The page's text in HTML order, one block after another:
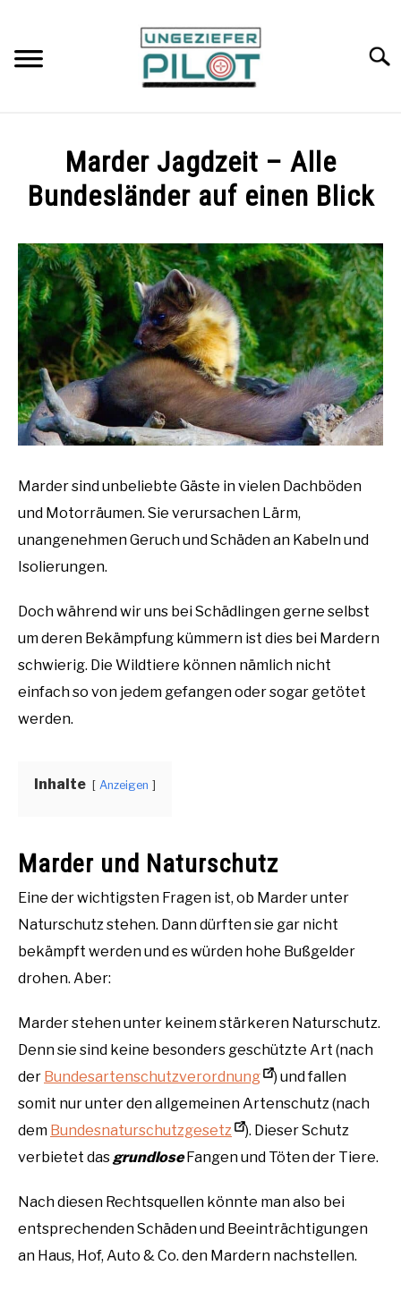
content
WESPEN
BREMSEN
FLÖHE
FRUCHTFLIEGEN
KAKERLAKEN
LEBENSMITTELMOTTEN
MÜCKEN
ÜBER UNS
Marder Jagdzeit – Alle
Bundesländer auf einen Blick
by
Martin
in
Marder
Marder sind unbeliebte Gäste in vielen Dachböden
und Motorräumen. Sie verursachen Lärm,
unangenehmen Geruch und Schäden an Kabeln und
Isolierungen.
Doch während wir uns bei Schädlingen gerne selbst
um deren Bekämpfung kümmern ist dies bei Mardern
schwierig. Die Wildtiere können nämlich nicht
einfach so von jedem gefangen oder sogar getötet
werden.
Inhalte Anzeigen
Marder und Naturschutz
Eine der wichtigsten Fragen ist, ob Marder unter
Naturschutz stehen. Dann dürften sie gar nicht
bekämpft werden und es würden hohe Bußgelder
drohen. Aber:
Marder stehen unter keinem stärkeren Naturschutz.
Denn sie sind keine besonders geschützte Art (nach
der Bundesartenschutzverordnung
) und fallen
somit nur unter den allgemeinen Artenschutz (nach
dem Bundesnaturschutzgesetz
). Dieser Schutz
verbietet dasgrundlose Fangen und Töten der Tiere.
Nach diesen Rechtsquellen könnte man also bei
entsprechenden Schäden und Beeinträchtigungen
an Haus, Hof, Auto & Co. den Mardern nachstellen.